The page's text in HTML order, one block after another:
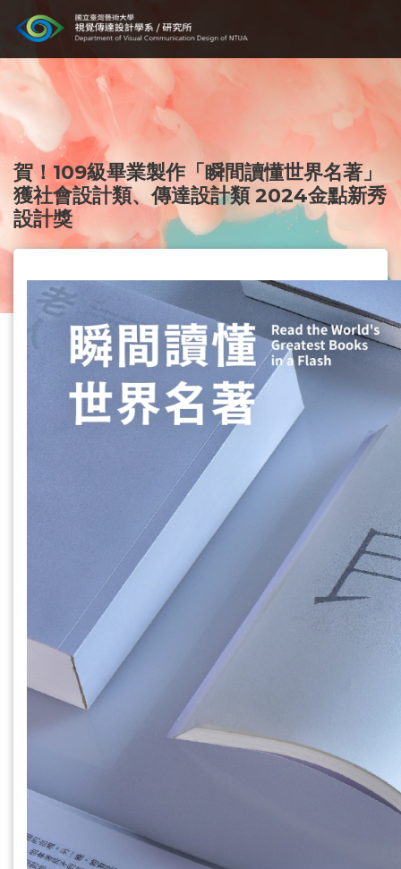
賀！109級畢業製作「瞬間讀懂世界名著」
獲社會設計類、傳達設計類 2024金點新秀
設計獎